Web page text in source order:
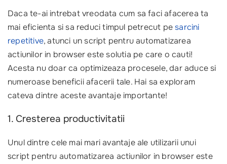
Daca te-ai intrebat vreodata cum sa faci afacerea ta
mai eficienta si sa reduci timpul petrecut pesarcini
repetitive, atunci un script pentru automatizarea
actiunilor in browser este solutia pe care o cauti!
Acesta nu doar ca optimizeaza procesele, dar aduce si
numeroase beneficii afacerii tale. Hai sa exploram
cateva dintre aceste avantaje importante!
1. Cresterea productivitatii
Unul dintre cele mai mari avantaje ale utilizarii unui
script pentru automatizarea actiunilor in browser este